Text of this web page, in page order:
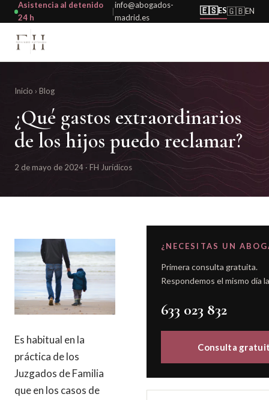
Asistencia al detenido
24 h
|
info@abogados-
madrid.es
🇪🇸ES🇬🇧EN
Inicio › Blog
¿Qué gastos extraordinarios
de los hijos puedo reclamar?
2 de mayo de 2024 · FH Jurídicos
Es habitual en la
práctica de los
Juzgados de Familia
que en los casos de
¿NECESITAS UN
Primera consulta gratuita.
Respondemos el mismo día
633 023 832
Consulta